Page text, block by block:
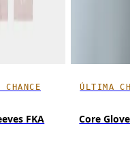
FKA
ÚLTIMA
Core Glove